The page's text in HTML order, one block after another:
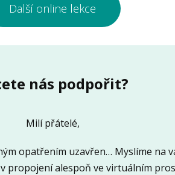
Další online lekce
nás podpořit?
Milí přátelé,
opatřením uzavřen… Myslíme na
propojení alespoň ve virtuálním